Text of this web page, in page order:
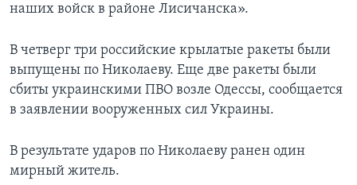
наших войск в районе Лисичанска».
В четверг три российские крылатые ракеты были
выпущены по Николаеву. Еще две ракеты были
сбиты украинскими ПВО возле Одессы, сообщается
в заявлении вооруженных сил Украины.
В результате ударов по Николаеву ранен один
мирный житель.